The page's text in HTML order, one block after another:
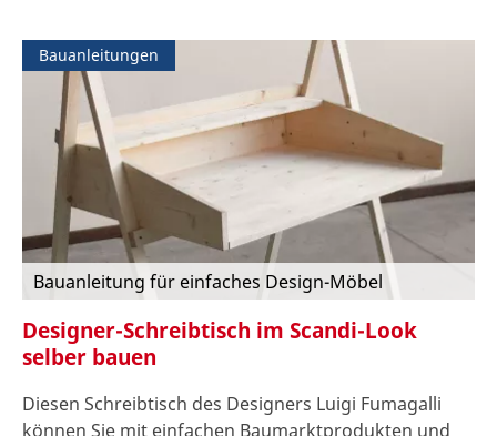
Bauanleitungen
Bauanleitung für einfaches Design-Möbel
Designer-Schreibtisch im Scandi-Look
selber bauen
Diesen Schreibtisch des Designers Luigi Fumagalli
können Sie mit einfachen Baumarktprodukten und